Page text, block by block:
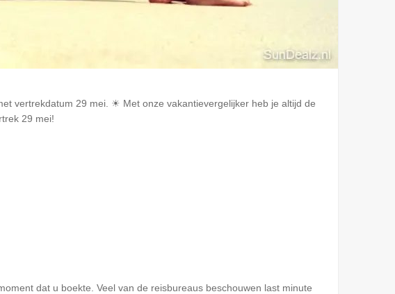
vertrekdatum 29 mei. ☀ Met onze vakantievergelijker heb je altijd de
29 mei!
dat u boekte. Veel van de reisbureaus beschouwen last minute